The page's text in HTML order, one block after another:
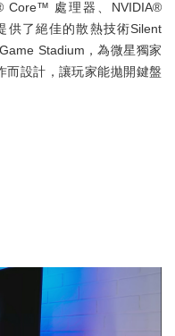
Core™ 處理器、NVIDIA®
供了絕佳的散熱技術Silent
Stadium，為微星獨家
而設計，讓玩家能拋開鍵盤